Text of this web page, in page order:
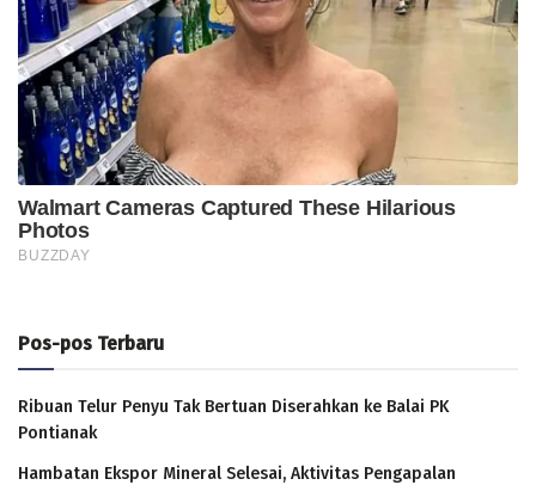
Pos-pos Terbaru
Ribuan Telur Penyu Tak Bertuan Diserahkan ke Balai PK
Pontianak
Hambatan Ekspor Mineral Selesai, Aktivitas Pengapalan